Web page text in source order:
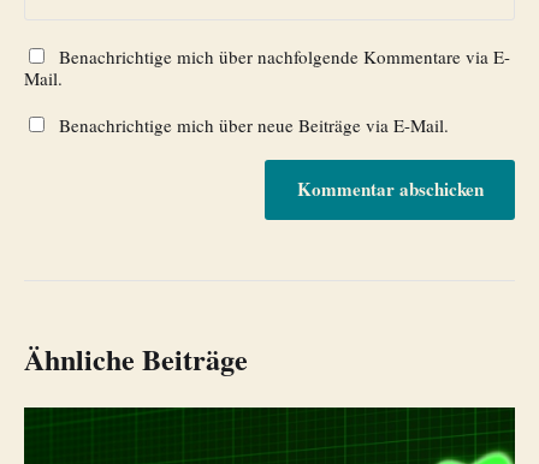
Benachrichtige mich über nachfolgende Kommentare via E-
Mail.
Benachrichtige mich über neue Beiträge via E-Mail.
Ähnliche Beiträge